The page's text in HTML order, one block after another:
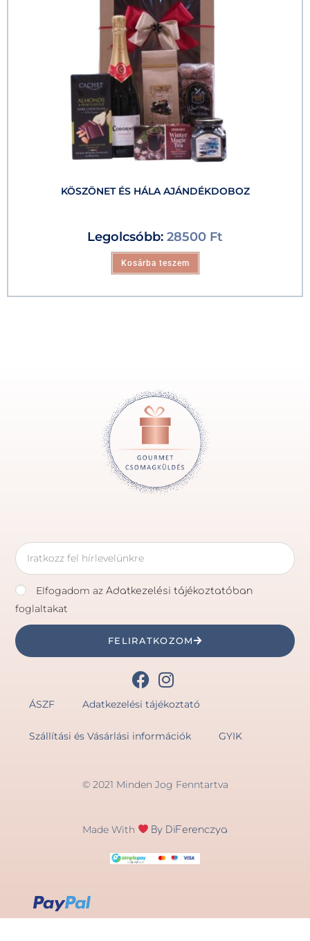
KÖSZÖNET ÉS HÁLA AJÁNDÉKDOBOZ
Legolcsóbb: 28500 Ft
Kosárba teszem
Elfogadom azAdatkezelési tájékoztatóban
foglaltakat
FELIRATKOZOM
ÁSZF Adatkezelési tájékoztató
Szállítási és Vásárlási információk GYIK
© 2021 Minden Jog Fenntartva
Made With By DiFerenczya